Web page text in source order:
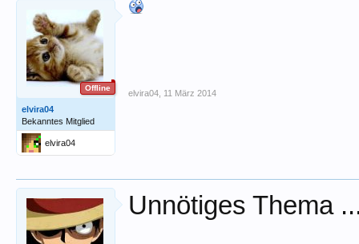
Offline
elvira04
Bekanntes Mitglied
elvira04
elvira04 11 März 2014
Unnötiges Thema